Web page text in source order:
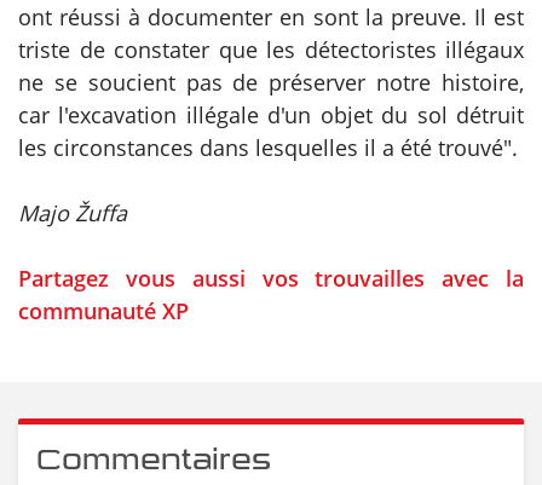
ont réussi à documenter en sont la preuve. Il est
triste de constater que les détectoristes illégaux
ne se soucient pas de préserver notre histoire,
car l'excavation illégale d'un objet du sol détruit
les circonstances dans lesquelles il a été trouvé".
Majo Žuffa
Partagez vous aussi vos trouvailles avec la
communauté XP
Commentaires